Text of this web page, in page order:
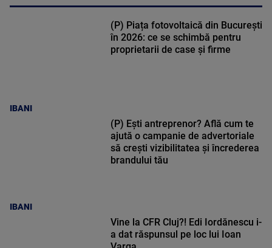
IBANI
(P) Piața fotovoltaică din București
în 2026: ce se schimbă pentru
proprietarii de case și firme
IBANI
(P) Ești antreprenor? Află cum te
ajută o campanie de advertoriale
să crești vizibilitatea și încrederea
brandului tău
Vine la CFR Cluj?! Edi Iordănescu i-
a dat răspunsul pe loc lui Ioan